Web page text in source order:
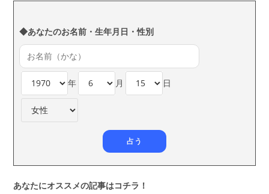
◆あなたのお名前・生年月日・性別
年 月 日
あなたにオススメの記事はコチラ！